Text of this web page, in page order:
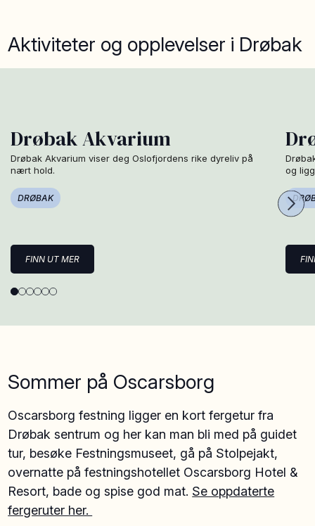
Aktiviteter og opplevelser i Drøbak
Drøbak Akvarium
Drøbak Akvarium viser deg Oslofjordens rike dyreliv på
nært hold.
DRØBAK
FINN UT MER
og
Sommer på Oscarsborg
Oscarsborg festning ligger en kort fergetur fra
Drøbak sentrum og her kan man bli med på guidet
tur, besøke Festningsmuseet, gå på Stolpejakt,
overnatte på festningshotellet Oscarsborg Hotel &
Resort, bade og spise god mat. Se oppdaterte
fergeruter her.